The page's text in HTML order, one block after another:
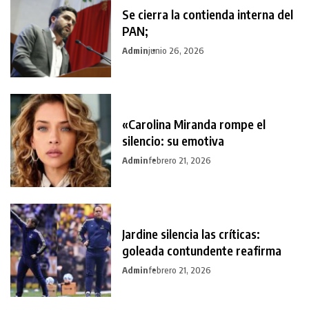
Se cierra la contienda interna del
PAN;
Adminjunio 26, 2026
«Carolina Miranda rompe el
silencio: su emotiva
Adminfebrero 21, 2026
Jardine silencia las críticas:
goleada contundente reafirma
Adminfebrero 21, 2026